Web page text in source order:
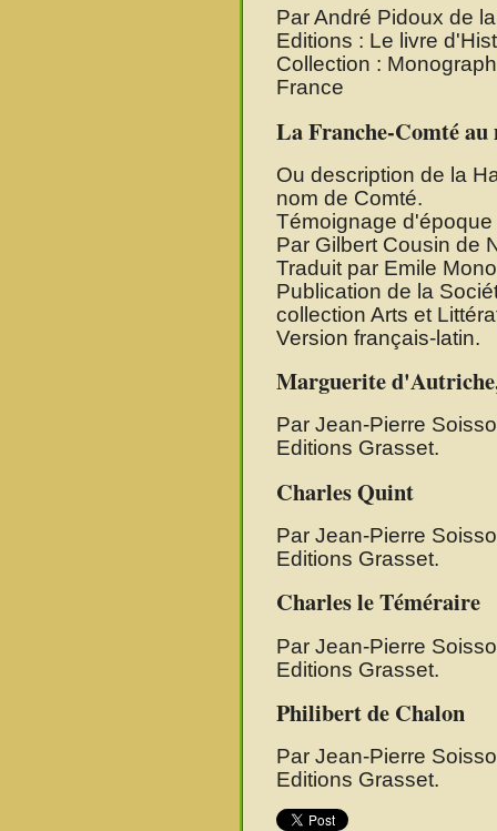
Par André Pidoux de
Editions : Le livre
Collection :
France
La Franche-Comté au
Ou description de la
nom de Comté.
Témoignage
Par Gilbert Cousin de
Traduit par Emile
Publication de la
collection Arts et
Version français-latin.
Marguerite
Par Jean-Pierre
Editions Grasset.
Charles Quint
Par Jean-Pierre
Editions Grasset.
Charles le Téméraire
Par Jean-Pierre
Editions Grasset.
Philibert de Chalon
Par Jean-Pierre
Editions Grasset.